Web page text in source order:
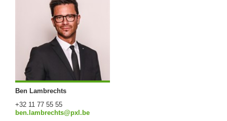
Ben Lambrechts
+32 11 77 55 55
ben.lambrechts@pxl.be